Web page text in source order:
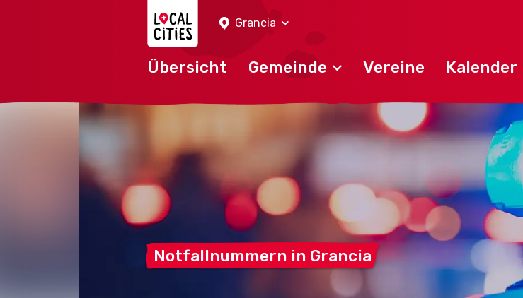
Grancia
Übersicht Gemeinde Vereine Kalender
Notfallnummern in Grancia